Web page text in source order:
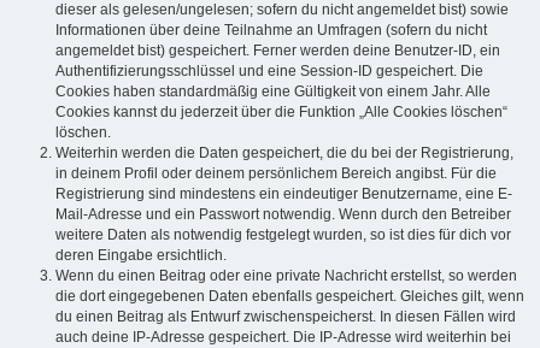
dieser als gelesen/ungelesen; sofern du nicht angemeldet bist) sowie
Informationen über deine Teilnahme an Umfragen (sofern du nicht
angemeldet bist) gespeichert. Ferner werden deine Benutzer-ID, ein
Authentifizierungsschlüssel und eine Session-ID gespeichert. Die
Cookies haben standardmäßig eine Gültigkeit von einem Jahr. Alle
Cookies kannst du jederzeit über die Funktion „Alle Cookies löschen“
löschen.
Weiterhin werden die Daten gespeichert, die du bei der Registrierung,
in deinem Profil oder deinem persönlichem Bereich angibst. Für die
Registrierung sind mindestens ein eindeutiger Benutzername, eine E-
Mail-Adresse und ein Passwort notwendig. Wenn durch den Betreiber
weitere Daten als notwendig festgelegt wurden, so ist dies für dich vor
deren Eingabe ersichtlich.
Wenn du einen Beitrag oder eine private Nachricht erstellst, so werden
die dort eingegebenen Daten ebenfalls gespeichert. Gleiches gilt, wenn
du einen Beitrag als Entwurf zwischenspeicherst. In diesen Fällen wird
auch deine IP-Adresse gespeichert. Die IP-Adresse wird weiterhin bei